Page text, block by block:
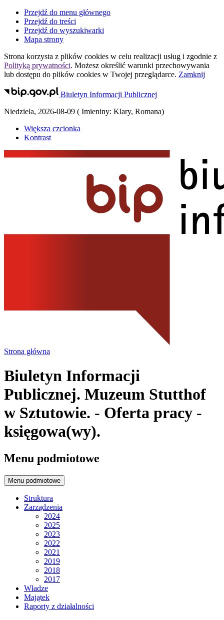
Przejdź do menu głównego
Przejdź do treści
Przejdź do wyszukiwarki
Mapa strony
Strona korzysta z plików cookies w celu realizacji usług i zgodnie z
Polityką prywatności. Możesz określić warunki przechowywania
lub dostępu do plików cookies w Twojej przeglądarce. Zamknij
Biuletyn Informacji Publicznej
Niedziela, 2026-08-09 ( Imieniny: Klary, Romana)
Większa czcionka
Kontrast
Strona główna
Biuletyn Informacji
Publicznej. Muzeum Stutthof
w Sztutowie. - Oferta pracy -
księgowa(wy).
Menu podmiotowe
Menu podmiotowe
Struktura
Zarządzenia
2024
2025
2023
2022
2021
2019
2018
2017
Władze
Majątek
Raporty z działalności